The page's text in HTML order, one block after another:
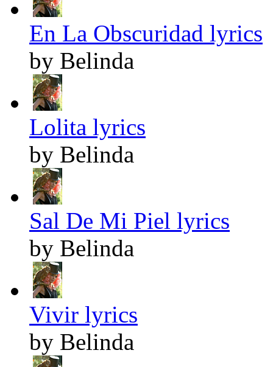
En La Obscuridad lyrics
by Belinda
Lolita lyrics
by Belinda
Sal De Mi Piel lyrics
by Belinda
Vivir lyrics
by Belinda